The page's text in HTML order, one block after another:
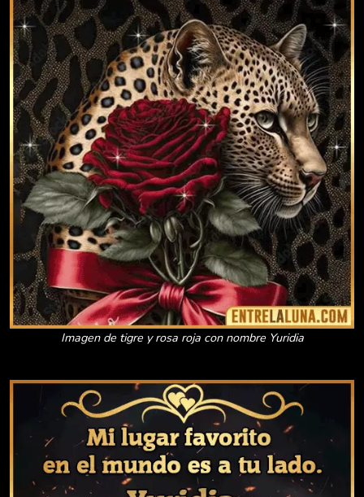
Imagen de tigre y rosa roja con nombre Yuridia